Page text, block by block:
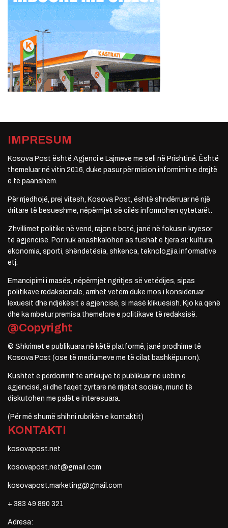
IMPRESUM
Kosova Post është Agjenci e Lajmeve me seli në Prishtinë. Është
themeluar në vitin 2016, duke pasur për mision informimin e drejtë
e të paanshëm.
Për rrjedhojë, prej vitesh, Kosova Post, është shndërruar në një
dritare të besueshme, nëpërmjet së cilës informohen qytetarët.
Zhvillimet politike në vend, rajon e botë, janë në fokusin kryesor
të agjencisë. Por nuk anashkalohen as fushat e tjera si: kultura,
ekonomia, sporti, shëndetësia, shkenca, teknologjia informative
etj.
Emancipimi i masës, nëpërmjet ngritjes së vetëdijes, sipas
politikave redaksionale, arrihet vetëm duke mos i konsideruar
lexuesit dhe ndjekësit e agjencisë, si masë klikuesish. Kjo ka qenë
dhe ka mbetur premisa themelore e politikave të redaksisë.
@Copyright
© Shkrimet e publikuara në këtë platformë, janë prodhime të
Kosova Post (ose të mediumeve me të cilat bashkëpunon).
Kushtet e përdorimit të artikujve të publikuar në uebin e
agjencisë, si dhe faqet zyrtare në rrjetet sociale, mund të
diskutohen me palët e interesuara.
(Për më shumë shihni rubrikën e kontaktit)
KONTAKTI
kosovapost.net
kosovapost.net@gmail.com
kosovapost.marketing@gmail.com
+ 383 49 890 321
Adresa: